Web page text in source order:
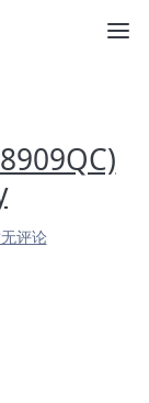
评论